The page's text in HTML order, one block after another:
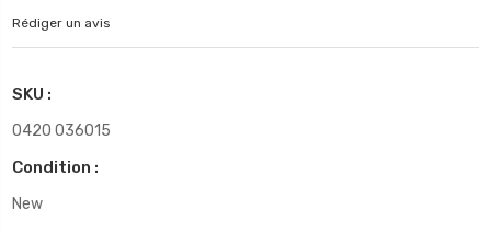
Rédiger un avis
SKU :
0420 036015
Condition :
New